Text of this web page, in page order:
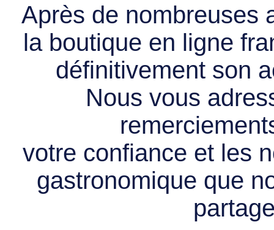
Après de nombreuses
la boutique en ligne
définitivement son
Nous vous
votre confiance et les
gastronomique que